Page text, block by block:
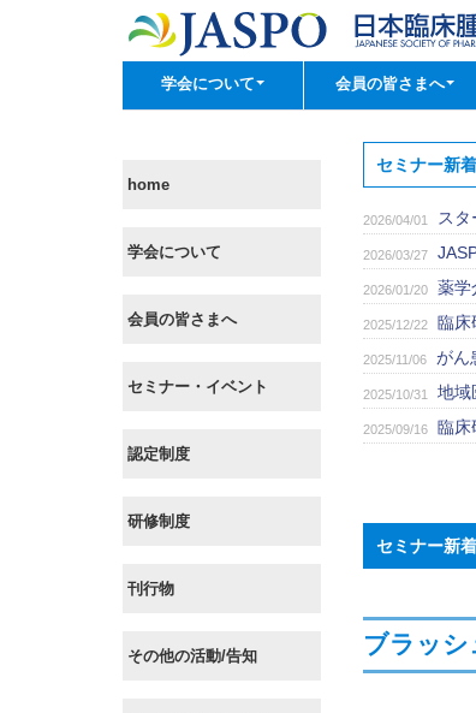
学会について 会員の皆さまへ
home
学会について
会員の皆さまへ
セミナー・イベント
認定制度
研修制度
刊行物
その他の活動/告知
セミナー新
2026/04/01 スタ
2026/03/27
2026/01/20 薬学
2025/12/22 臨床
2025/11/06 がん
2025/10/31 地域
2025/09/16 臨
セミナー新
ブラッ